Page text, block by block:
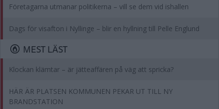
Företagarna utmanar politikerna – vill se dem vid ishallen
Dags för visafton i Nyllinge – blir en hyllning till Pelle Englund
MEST LÄST
Klockan klämtar – är jätteaffären på väg att spricka?
HÄR ÄR PLATSEN KOMMUNEN PEKAR UT TILL NY
BRANDSTATION